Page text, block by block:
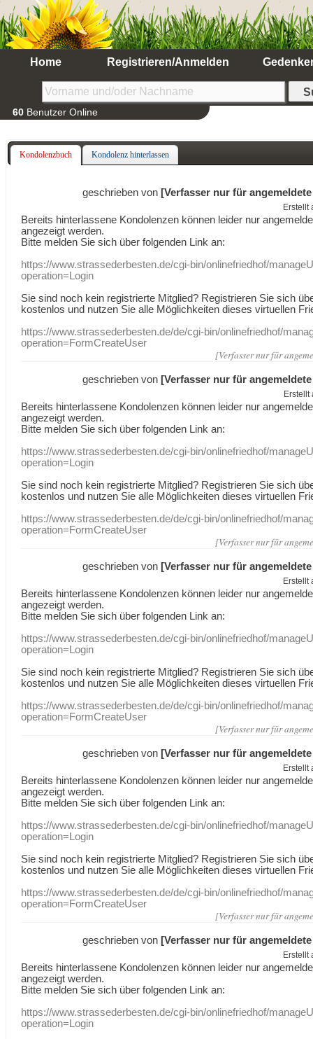
Home Registrieren/Anmelden
60 Benutzer Online
Kondolenzbuch Kondolenz hinterlassen
geschrieben von [Verfasser nur für
Erstellt
Bereits hinterlassene Kondolenzen können leider nur
angezeigt werden.
Bitte melden Sie sich über folgenden Link an:
https://www.strassederbesten.de/cgi-bin/onlinefriedhof/
operation=Login
Sie sind noch kein registrierte Mitglied? Registrieren Sie sich
kostenlos und nutzen Sie alle Möglichkeiten dieses virtuellen
https://www.strassederbesten.de/de/cgi-bin/onlinefriedhof/
operation=FormCreateUser
[Verfasser nur für
geschrieben von [Verfasser nur für
Erstellt
Bereits hinterlassene Kondolenzen können leider nur
angezeigt werden.
Bitte melden Sie sich über folgenden Link an:
https://www.strassederbesten.de/cgi-bin/onlinefriedhof/
operation=Login
Sie sind noch kein registrierte Mitglied? Registrieren Sie sich
kostenlos und nutzen Sie alle Möglichkeiten dieses virtuellen
https://www.strassederbesten.de/de/cgi-bin/onlinefriedhof/
operation=FormCreateUser
[Verfasser nur für
geschrieben von [Verfasser nur für
Erstellt
Bereits hinterlassene Kondolenzen können leider nur
angezeigt werden.
Bitte melden Sie sich über folgenden Link an:
https://www.strassederbesten.de/cgi-bin/onlinefriedhof/
operation=Login
Sie sind noch kein registrierte Mitglied? Registrieren Sie sich
kostenlos und nutzen Sie alle Möglichkeiten dieses virtuellen
https://www.strassederbesten.de/de/cgi-bin/onlinefriedhof/
operation=FormCreateUser
[Verfasser nur für
geschrieben von [Verfasser nur für
Erstellt
Bereits hinterlassene Kondolenzen können leider nur
angezeigt werden.
Bitte melden Sie sich über folgenden Link an:
https://www.strassederbesten.de/cgi-bin/onlinefriedhof/
operation=Login
Sie sind noch kein registrierte Mitglied? Registrieren Sie sich
kostenlos und nutzen Sie alle Möglichkeiten dieses virtuellen
https://www.strassederbesten.de/de/cgi-bin/onlinefriedhof/
operation=FormCreateUser
[Verfasser nur für
geschrieben von [Verfasser nur für
Erstellt
Bereits hinterlassene Kondolenzen können leider nur
angezeigt werden.
Bitte melden Sie sich über folgenden Link an:
https://www.strassederbesten.de/cgi-bin/onlinefriedhof/
operation=Login